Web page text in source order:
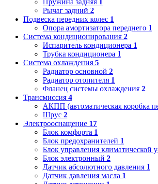
Рычаг задний 2
Подвеска передних колес 1
Опора амортизатора переднего 1
Система кондиционирования 2
Испаритель кондиционера 1
Трубка кондиционера 1
Система охлаждения 5
Радиатор основной 2
Радиатор отопителя 1
Фланец системы охлаждения 2
Трансмиссия 4
АКПП (автоматическая коробка
Шрус 2
Электрооснащение 17
Блок комфорта 1
Блок предохранителей 1
Блок управления климатической
Блок электронный 2
Датчик абсолютного давления 1
Датчик давления масла 1